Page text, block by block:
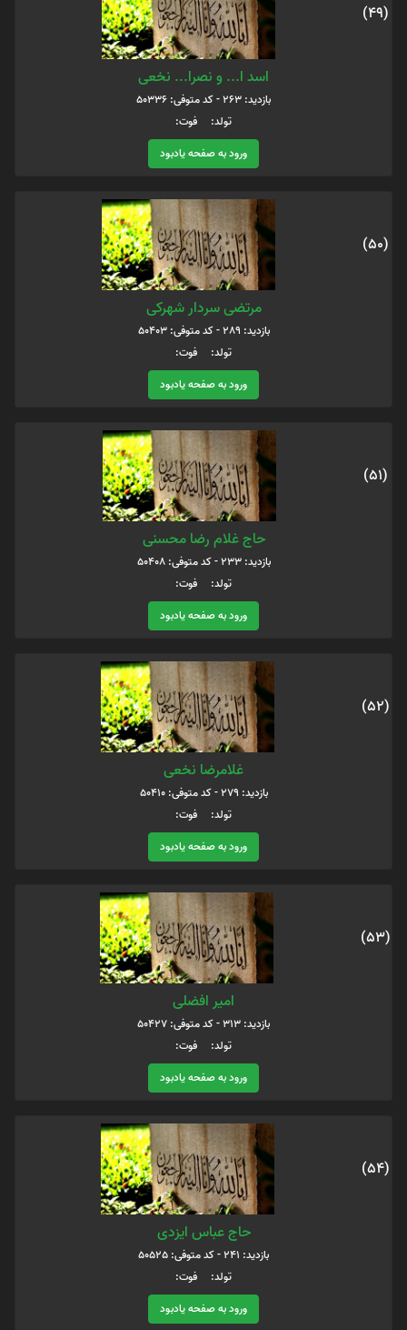
(49)
اسد ا... و نصرا... نخعی
بازدید: 263 - کد متوفی: 50336
تولد: فوت:
ورود به صفحه یادبود
(50)
مرتضی سردار شهرکی
بازدید: 289 - کد متوفی: 50403
تولد: فوت:
ورود به صفحه یادبود
(51)
حاج غلام رضا محسنی
بازدید: 233 - کد متوفی: 50408
تولد: فوت:
ورود به صفحه یادبود
(52)
غلامرضا نخعی
بازدید: 279 - کد متوفی: 50410
تولد: فوت:
ورود به صفحه یادبود
(53)
امیر افضلی
بازدید: 313 - کد متوفی: 50427
تولد: فوت:
ورود به صفحه یادبود
(54)
حاج عباس ایزدی
بازدید: 241 - کد متوفی: 50525
تولد: فوت:
ورود به صفحه یادبود